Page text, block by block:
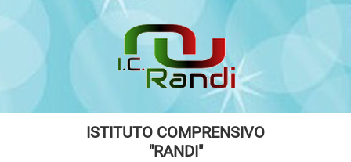
Vai al menù principale
Vai al menù secondario
ISTITUTO COMPRENSIVO
"RANDI"